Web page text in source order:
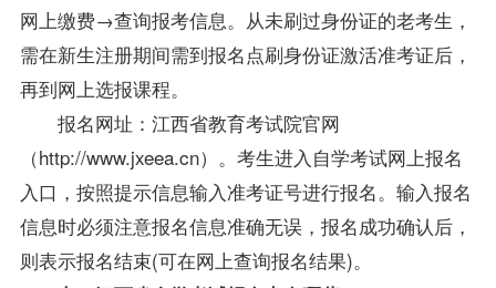
网上缴费→查询报考信息。从未刷过身份证的老考生，
需在新生注册期间需到报名点刷身份证激活准考证后，
再到网上选报课程。
报名网址：江西省教育考试院官网
（http://www.jxeea.cn）。考生进入自学考试网上报名
入口，按照提示信息输入准考证号进行报名。输入报名
信息时必须注意报名信息准确无误，报名成功确认后，
则表示报名结束(可在网上查询报名结果)。